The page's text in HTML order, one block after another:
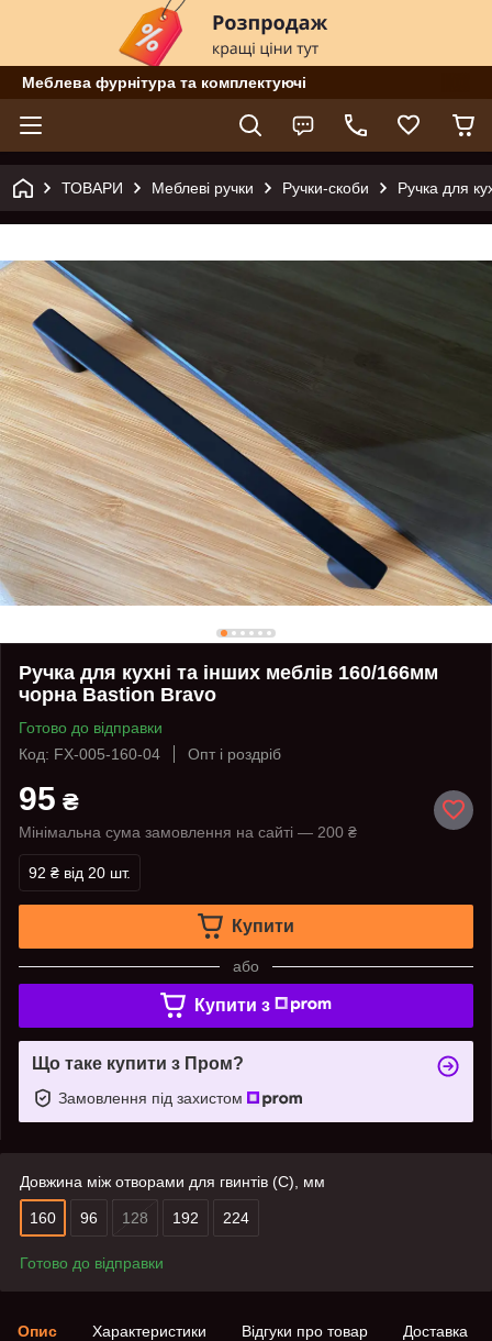
Меблева фурнітура та комплектуючі
ТОВАРИ Меблеві ручки Ручки-скоби Ручка для
Ручка для кухні та інших меблів 160/166мм
чорна Bastion Bravo
Готово до відправки
Код: FX-005-160-04
Опт і роздріб
95 ₴
Мінімальна сума замовлення на сайті — 200 ₴
92 ₴ від 20 шт.
Купити
або
Купити з
Що таке купити з Пром?
Замовлення під захистом
Довжина між отворами для гвинтів (C), мм
160 96 128 192 224
Готово до відправки
Опис Характеристики Відгуки про товар Доставка